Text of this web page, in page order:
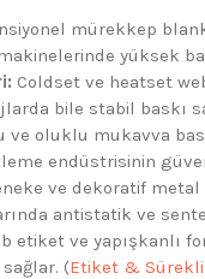
mürekkep
yüksek
Coldset ve heatset
bile stabil baskı
ve oluklu mukavva
endüstrisinin
ve dekoratif
antistatik ve
etiket ve yapışkanlı
(Etiket &